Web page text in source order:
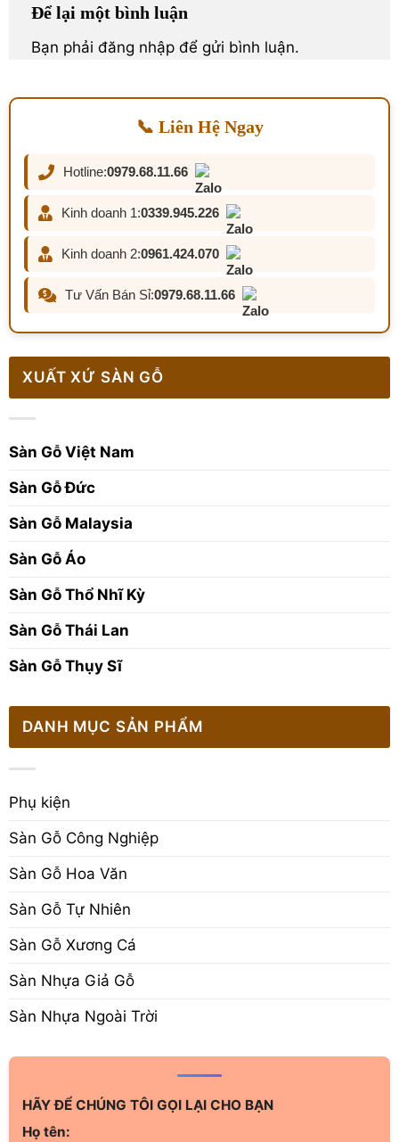
Để lại một bình luận
Bạn phải đăng nhập để gửi bình luận.
📞 Liên Hệ Ngay
Hotline:0979.68.11.66
Kinh doanh 1:0339.945.226
Kinh doanh 2:0961.424.070
Tư Vấn Bán Sỉ:0979.68.11.66
XUẤT XỨ SÀN GỖ
Sàn Gỗ Việt Nam
Sàn Gỗ Đức
Sàn Gỗ Malaysia
Sàn Gỗ Áo
Sàn Gỗ Thổ Nhĩ Kỳ
Sàn Gỗ Thái Lan
Sàn Gỗ Thụy Sĩ
DANH MỤC SẢN PHẨM
Phụ kiện
Sàn Gỗ Công Nghiệp
Sàn Gỗ Hoa Văn
Sàn Gỗ Tự Nhiên
Sàn Gỗ Xương Cá
Sàn Nhựa Giả Gỗ
Sàn Nhựa Ngoài Trời
HÃY ĐỂ CHÚNG TÔI GỌI LẠI CHO BẠN
Họ tên: